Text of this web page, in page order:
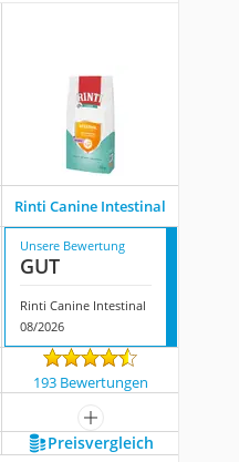
Rinti Canine Intestinal
Unsere Bewertung
GUT
Rinti Canine Intestinal
08/2026
193 Bewertungen
mehr anzeigen
Preis­vergleich